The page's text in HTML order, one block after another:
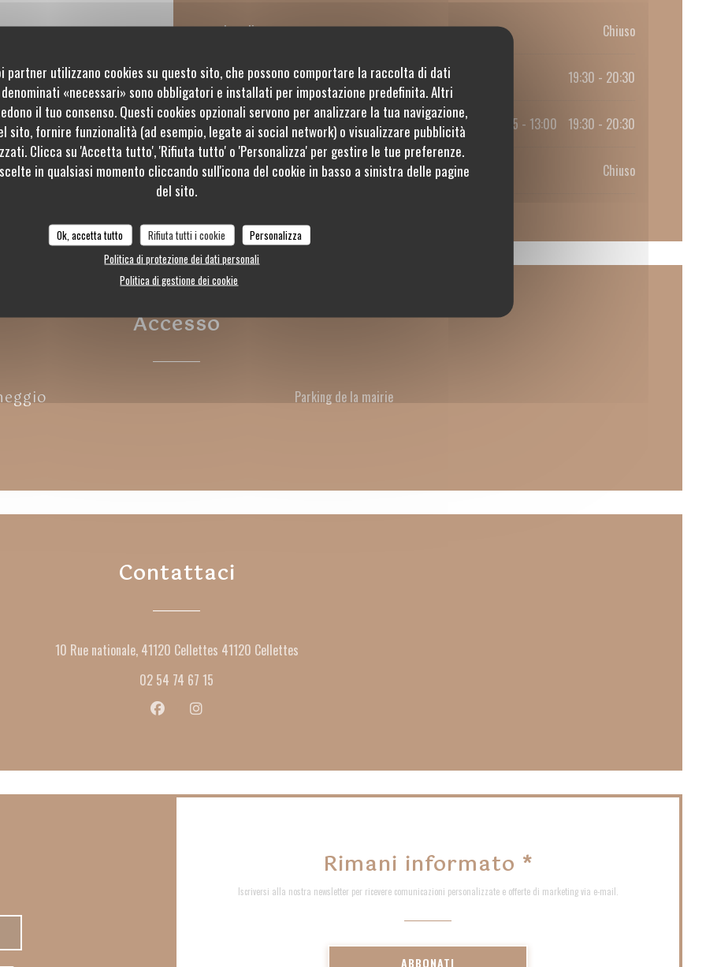
partner utilizzano cookies su questo sito, che possono comportare la raccolta di dati
«necessari» sono obbligatori e installati per impostazione predefinita. Altri
il tuo consenso. Questi cookies opzionali servono per analizzare la tua navigazione,
sito, fornire funzionalità (ad esempio, legate ai social network) o visualizzare pubblicità
Clicca su 'Accetta tutto', 'Rifiuta tutto' o 'Personalizza' per gestire le tue preferenze.
in qualsiasi momento cliccando sull'icona del cookie in basso a sinistra delle pagine
del sito.
Ok, accetta tutto Rifiuta tutti i cookie
Personalizza
Politica di protezione dei dati personali
Politica di gestione dei cookie
Bancomat
Lunedi Chiuso
Martedi 19:30 - 20:30
Mer-Sab 12:15 - 13:00 19:30 - 20:30
Domenica Chiuso
Accesso
Parking de la mairie
Contattaci
10 Rue nationale, 41120 Cellettes 41120 Cellettes((apre una nuova finestra))
02 54 74 67 15
Facebook ((apre una nuova finestra))
Instagram ((apre una nuova finestra))
Rimani informato *
Iscriversi alla nostra newsletter per ricevere comunicazioni personalizzate e offerte di marketing via e-mail.
ABBONATI